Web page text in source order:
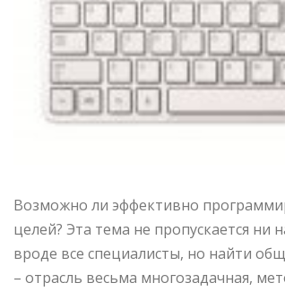
Возможно ли эффективно
целей? Эта тема не пропускается
вроде все специалисты, но найти
– отрасль весьма многозадачная,